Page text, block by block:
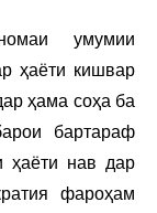
умумии
ҳаёти кишвар
ҳама соҳа ба
бартараф
ҳаёти нав дар
фароҳам